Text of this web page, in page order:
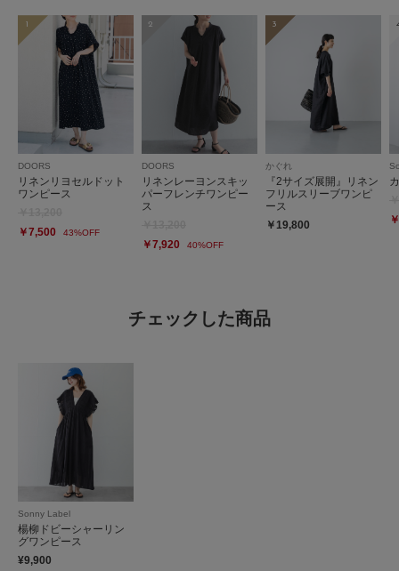
1
DOORS
リネンリヨセルドット
ワンピース
￥7,500
43%OFF
2
DOORS
リネンレーヨンスキッ
パーフレンチワンピー
ス
￥7,920
40%OFF
3
かぐれ
『2サイズ展開』リネン
フリルスリーブワンピ
ース
￥19,800
チェックした商品
Sonny Label
楊柳ドビーシャーリン
グワンピース
¥9,900